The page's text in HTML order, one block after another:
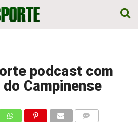
podcast com
Campinense